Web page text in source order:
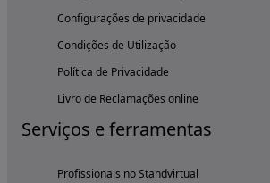
Configurações de privacidade
Condições de Utilização
Política de Privacidade
Livro de Reclamações online
Serviços e ferramentas
Profissionais no Standvirtual